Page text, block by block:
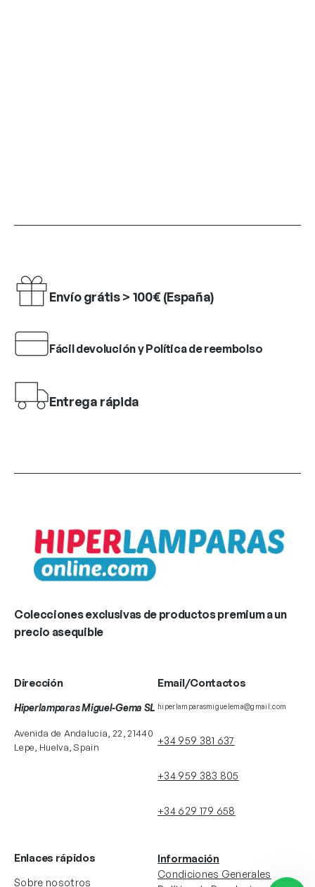
Envío grátis > 100€ (España)
Fácil devolución y Política de reembolso
Entrega rápida
Colecciones exclusivas de productos premium a un
precio asequible
Dirección
Hiperlamparas Miguel-Gema SL
Avenida de Andalucia, 22, 21440
Lepe, Huelva, Spain
Email/Contactos
hiperlamparasmiguelema@gmail.com
+34 959 381 637
+34 959 383 805
+34 629 179 658
Enlaces rápidos
Sobre nosotros
Información
Condiciones Generales